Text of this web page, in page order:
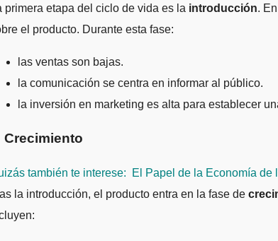
primera etapa del ciclo de vida es la introducción.
el producto. Durante esta fase:
las ventas son bajas.
la comunicación se centra en informar al público.
la inversión en marketing es alta para establecer
Crecimiento
también te interese:
El Papel de la Economía de
la introducción, el producto entra en la fase de